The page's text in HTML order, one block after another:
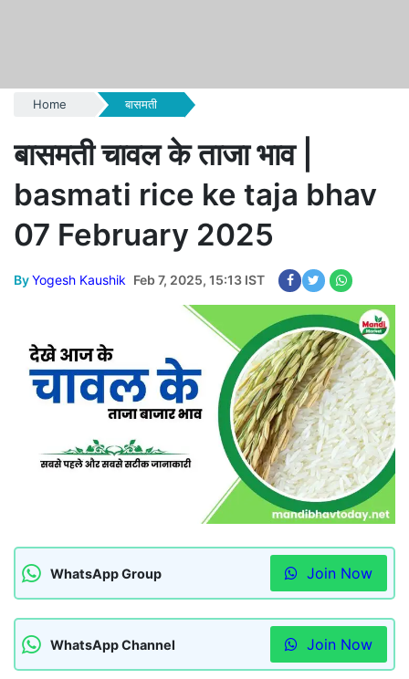
Home बासमती
बासमती चावल के ताजा भाव |
basmati rice ke taja bhav
07 February 2025
ByYogesh Kaushik Feb 7, 2025, 15:13 IST
WhatsApp Group Join Now
WhatsApp Channel Join Now